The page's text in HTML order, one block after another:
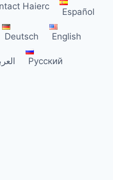
Haierc
Español
Deutsch English
Русский